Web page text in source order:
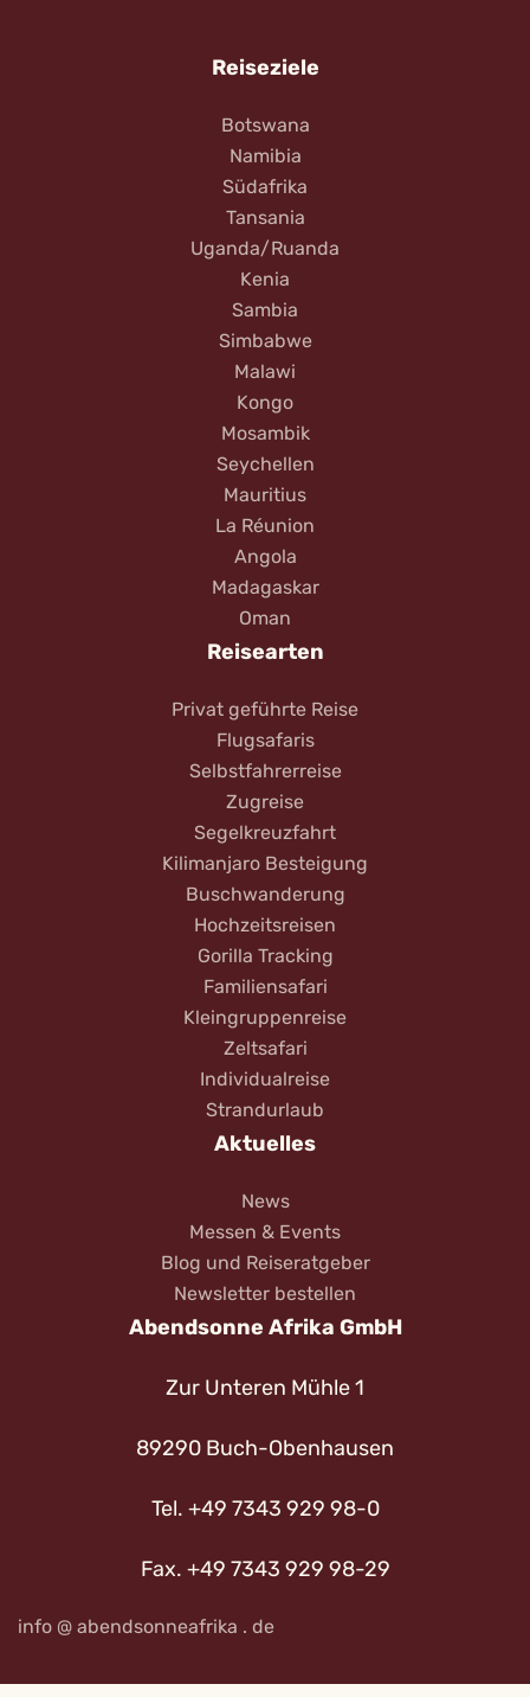
Reiseziele
Botswana
Namibia
Südafrika
Tansania
Uganda/Ruanda
Kenia
Sambia
Simbabwe
Malawi
Kongo
Mosambik
Seychellen
Mauritius
La Réunion
Angola
Madagaskar
Oman
Reisearten
Privat geführte Reise
Flugsafaris
Selbstfahrerreise
Zugreise
Segelkreuzfahrt
Kilimanjaro Besteigung
Buschwanderung
Hochzeitsreisen
Gorilla Tracking
Familiensafari
Kleingruppenreise
Zeltsafari
Individualreise
Strandurlaub
Aktuelles
News
Messen & Events
Blog und Reiseratgeber
Newsletter bestellen
Abendsonne Afrika GmbH
Zur Unteren Mühle 1
89290 Buch-Obenhausen
Tel. +49 7343 929 98-0
Fax. +49 7343 929 98-29
info @ abendsonneafrika . de